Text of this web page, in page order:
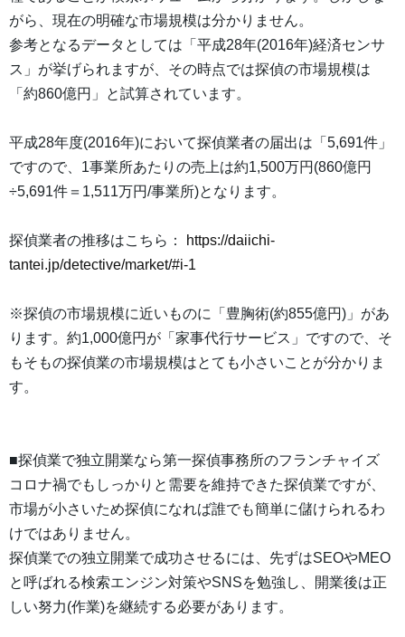
がら、現在の明確な市場規模は分かりません。
参考となるデータとしては「平成28年(2016年)経済センサ
ス」が挙げられますが、その時点では探偵の市場規模は
「約860億円」と試算されています。
平成28年度(2016年)において探偵業者の届出は「5,691件」
ですので、1事業所あたりの売上は約1,500万円(860億円
÷5,691件＝1,511万円/事業所)となります。
探偵業者の推移はこちら：
https://daiichi-
tantei.jp/detective/market/#i-1
※探偵の市場規模に近いものに「豊胸術(約855億円)」があ
ります。約1,000億円が「家事代行サービス」ですので、そ
もそもの探偵業の市場規模はとても小さいことが分かりま
す。
■探偵業で独立開業なら第一探偵事務所のフランチャイズ
コロナ禍でもしっかりと需要を維持できた探偵業ですが、
市場が小さいため探偵になれば誰でも簡単に儲けられるわ
けではありません。
探偵業での独立開業で成功させるには、先ずはSEOやMEO
と呼ばれる検索エンジン対策やSNSを勉強し、開業後は正
しい努力(作業)を継続する必要があります。